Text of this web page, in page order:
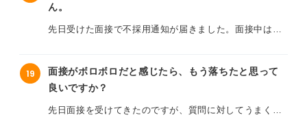
また、もし連絡が来ない場合、企業に問い合わせても良
いものなのでしょうか？ プロのキャリアコンサルタント
うのではないかという不安も大きく、次の面接に臨む気
向きに転職活動を続けることができるのか、何かアドバ
イスをお願いします。
もしかして、もう落ちてしまったのでしょうか？ それと
能性もありますか？
ん。
先日受けた面接で不採用通知が届きました。面接中は手
と、原因を探してばかりいます。
面接で落ちてしまった場合、どのような理由が考えられ
19
面接がボロボロだと感じたら、もう落ちたと思って
良いですか？
先日面接を受けてきたのですが、質問に対してうまく答